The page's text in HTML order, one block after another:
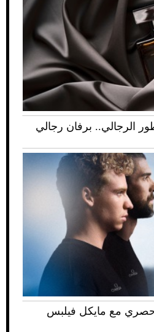
الرجالي.. برفان رجالي
حصري مع مايكل فيلبس